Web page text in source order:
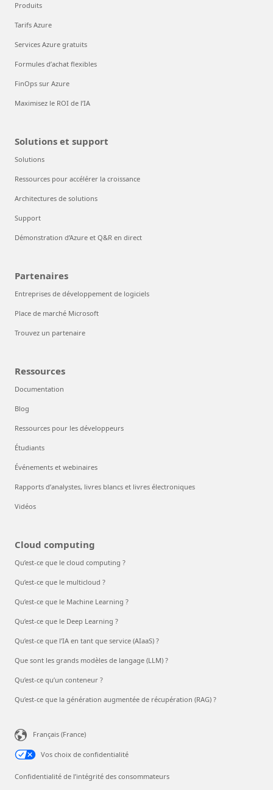
Produits
Tarifs Azure
Services Azure gratuits
Formules d’achat flexibles
FinOps sur Azure
Maximisez le ROI de l’IA
Solutions et support
Solutions
Ressources pour accélérer la croissance
Architectures de solutions
Support
Démonstration d’Azure et Q&R en direct
Partenaires
Entreprises de développement de logiciels
Place de marché Microsoft
Trouvez un partenaire
Ressources
Documentation
Blog
Ressources pour les développeurs
Étudiants
Événements et webinaires
Rapports d’analystes, livres blancs et livres électroniques
Vidéos
Cloud computing
Qu’est-ce que le cloud computing ?
Qu’est-ce que le multicloud ?
Qu’est-ce que le Machine Learning ?
Qu’est-ce que le Deep Learning ?
Qu’est-ce que l’IA en tant que service (AIaaS) ?
Que sont les grands modèles de langage (LLM) ?
Qu’est-ce qu’un conteneur ?
Qu’est-ce que la génération augmentée de récupération (RAG) ?
Français (France)
Vos choix de confidentialité
Confidentialité de l’intégrité des consommateurs